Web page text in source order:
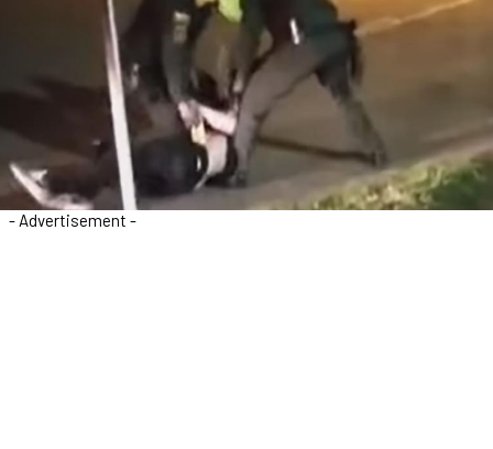
- Advertisement -